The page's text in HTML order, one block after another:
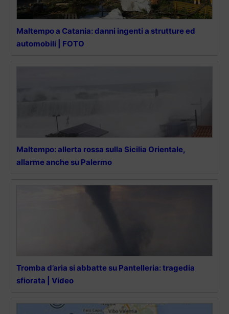
Maltempo a Catania: danni ingenti a strutture ed
automobili | FOTO
Maltempo: allerta rossa sulla Sicilia Orientale,
allarme anche su Palermo
Tromba d’aria si abbatte su Pantelleria: tragedia
sfiorata | Video